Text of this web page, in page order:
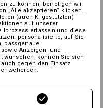
zu können, benötigen wir
„Alle akzeptieren“ klicken,
(auch KI-gestützten)
auf unserer
erfassen und diese
personalisierte, auf Sie
passgenaue
Anzeigen- und
wünschen, können Sie sich
gegen den Einsatz